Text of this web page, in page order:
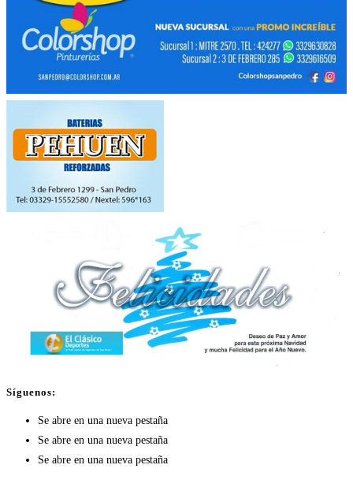
Síguenos:
Se abre en una nueva pestaña
Se abre en una nueva pestaña
Se abre en una nueva pestaña